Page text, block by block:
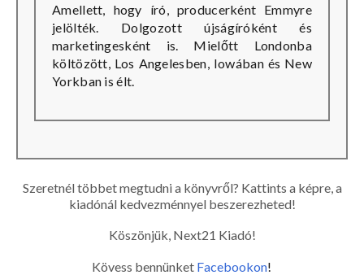
Amellett, hogy író, producerként Emmyre
jelölték. Dolgozott újságíróként és
marketingesként is. Mielőtt Londonba
költözött, Los Angelesben, Iowában és New
Yorkban is élt.
Szeretnél többet megtudni a könyvről? Kattints a képre, a
kiadónál kedvezménnyel beszerezheted!
Köszönjük, Next21 Kiadó!
Kövess bennünket Facebookon!